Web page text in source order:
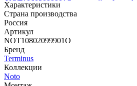
NOT10602099901O, черный soft touch
Характеристики
Страна производства
Россия
Артикул
NOT10802099901O
Бренд
Terminus
Коллекции
Noto